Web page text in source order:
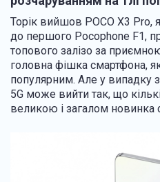
Торік вийшов POCO X3 Pro,
до першого Pocophone F1,
топового залізо за
головна фішка смартфона,
популярним. Але у випадку
5G може вийти так, що
великою і загалом новинка